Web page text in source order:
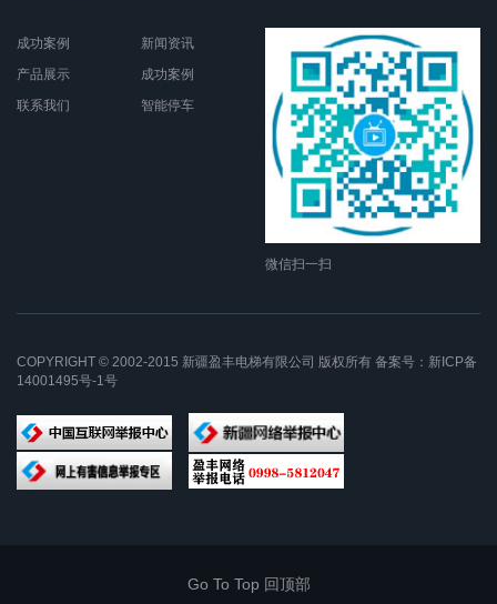
成功案例
产品展示
联系我们
新闻资讯
成功案例
智能停车
微信扫一扫
COPYRIGHT © 2002-2015 新疆盈丰电梯有限公司 版权所有 备案号： 新ICP备
14001495号-1号
Go To Top 回顶部